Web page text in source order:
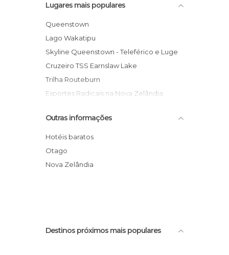
Lugares mais populares
Queenstown
Lago Wakatipu
Skyline Queenstown - Teleférico e Luge
Cruzeiro TSS Earnslaw Lake
Trilha Routeburn
Esportes Radicais na Nova Zelândia
Rio Dart
Saltos Skydive Nzone
Jardim Botânico de Queenstown
Tour Senhor dos Anéis
Outras informações
Hotéis baratos
Otago
Nova Zelândia
Destinos próximos mais populares